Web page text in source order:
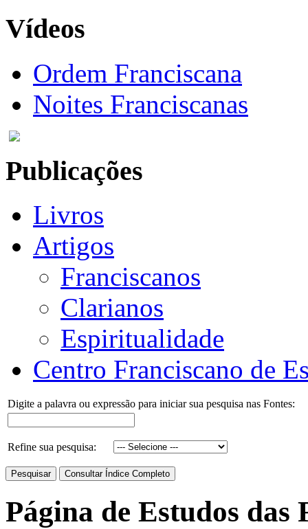
Vídeos
Ordem Franciscana
Noites Franciscanas
Publicações
Livros
Artigos
Franciscanos
Clarianos
Espiritualidade
Centro Franciscano de
Digite a palavra ou expressão para iniciar sua pesquisa nas Fontes:
Refine sua pesquisa:
Página de Estudos das